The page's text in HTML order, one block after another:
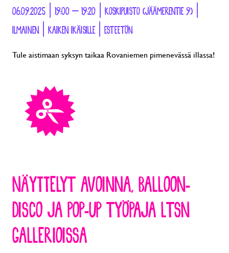
06.09.2025 | 19:00 – 19:20 | KOSKIPUISTO (JÄÄMERENTIE 9) |
ILMAINEN | KAIKEN IKÄISILLE | ESTEETÖN
Tule aistimaan syksyn taikaa Rovaniemen pimenevässä illassa!
NÄYTTELYT AVOINNA, BALLOON-
DISCO JA POP-UP TYÖPAJA LTSN
GALLERIOISSA